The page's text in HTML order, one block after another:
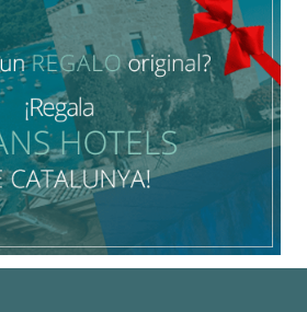
Verificar localizador